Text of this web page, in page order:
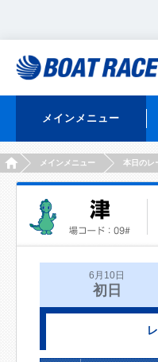
メインメニュー
HOMEメインメニュー 本日のレ
6月10日
初日